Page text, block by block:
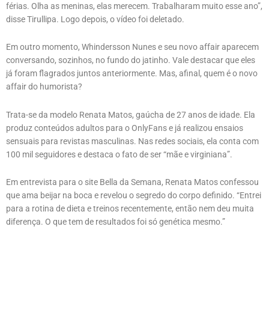
férias. Olha as meninas, elas merecem. Trabalharam muito esse ano”,
disse Tirullipa. Logo depois, o vídeo foi deletado.
Em outro momento, Whindersson Nunes e seu novo affair aparecem
conversando, sozinhos, no fundo do jatinho. Vale destacar que eles
já foram flagrados juntos anteriormente. Mas, afinal, quem é o novo
affair do humorista?
Trata-se da modelo Renata Matos, gaúcha de 27 anos de idade. Ela
produz conteúdos adultos para o OnlyFans e já realizou ensaios
sensuais para revistas masculinas. Nas redes sociais, ela conta com
100 mil seguidores e destaca o fato de ser “mãe e virginiana”.
Em entrevista para o site Bella da Semana, Renata Matos confessou
que ama beijar na boca e revelou o segredo do corpo definido. “Entrei
para a rotina de dieta e treinos recentemente, então nem deu muita
diferença. O que tem de resultados foi só genética mesmo.”